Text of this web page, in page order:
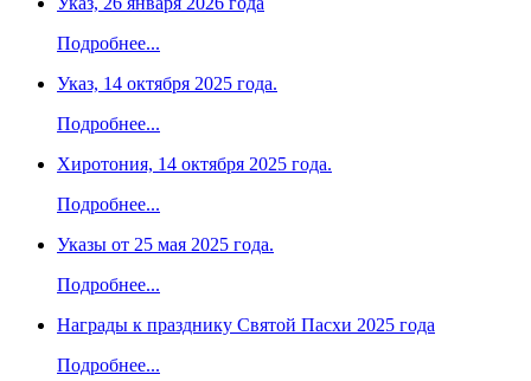
Подробнее...
Указ, 14 октября 2025 года.
Подробнее...
Хиротония, 14 октября 2025 года.
Подробнее...
Указы от 25 мая 2025 года.
Подробнее...
Награды к празднику Святой Пасхи 2025 года
Подробнее...